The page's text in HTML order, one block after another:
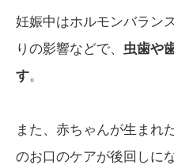
妊娠中はホルモンバラン
りの影響などで、 虫歯や
す。
また、赤ちゃんが生まれ
のお口のケアが後回しに